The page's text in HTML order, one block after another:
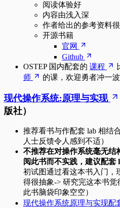
阅读体验好
内容由浅入深
作者给出的参考资料
开源书籍
官网
Github
OSTEP 国内配套的 课程
师
的课，欢迎勇者冲一
现代操作系统:原理与实现
版社）
推荐看书与作配套 lab 相结
人士反馈令人感到不适）
不推荐在对操作系统毫无结
阅此书而不实践，建议配套
初试图通过看这本书入门，
得很抽象-> 研究完这本书
此书脑袋印象空空）
现代操作系统原理与实现配